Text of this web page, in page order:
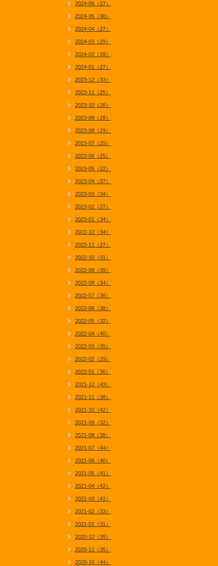
2024-06（27）
2024-05（30）
2024-04（27）
2024-03（29）
2024-02（28）
2024-01（27）
2023-12（33）
2023-11（25）
2023-10（26）
2023-09（28）
2023-08（29）
2023-07（25）
2023-06（25）
2023-05（22）
2023-04（37）
2023-03（34）
2023-02（27）
2023-01（34）
2022-12（34）
2022-11（27）
2022-10（31）
2022-09（39）
2022-08（34）
2022-07（36）
2022-06（38）
2022-05（32）
2022-04（40）
2022-03（35）
2022-02（29）
2022-01（36）
2021-12（43）
2021-11（38）
2021-10（42）
2021-09（32）
2021-08（38）
2021-07（44）
2021-06（40）
2021-05（41）
2021-04（42）
2021-03（41）
2021-02（33）
2021-01（31）
2020-12（39）
2020-11（35）
2020-10（44）